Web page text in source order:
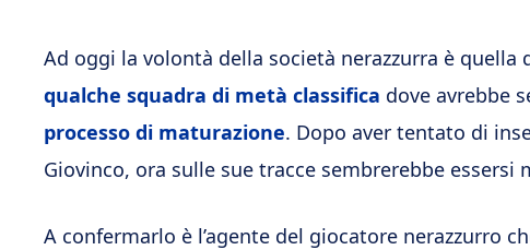
Ad oggi la volontà della società nerazzurra è quella
qualche squadra di metà classifica dove avrebbe
processo di maturazione. Dopo aver tentato di
Giovinco, ora sulle sue tracce sembrerebbe essersi
A confermarlo è l’agente del giocatore nerazzurro